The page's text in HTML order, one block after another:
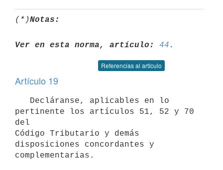
(*)Notas:
Ver en esta norma, artículo: 44
Referencias al artículo
Artículo 19
pertinente los artículos 51, 52 y 70
del
Código Tributario y demás
disposiciones concordantes y
complementarias.